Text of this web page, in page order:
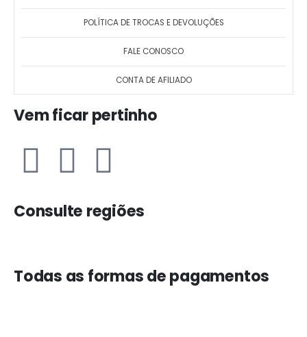
POLÍTICA DE TROCAS E DEVOLUÇÕES
FALE CONOSCO
CONTA DE AFILIADO
Vem ficar pertinho
Consulte regiões
Todas as formas de pagamentos